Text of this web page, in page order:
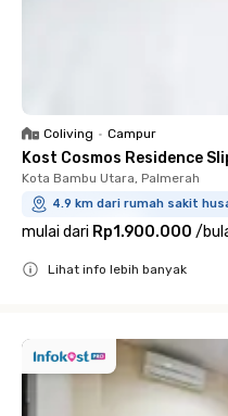
Coliving • Campur
Kost Cosmos Residence
Kota Bambu Utara, Palmerah
4.9 km dari rumah sakit
mulai dari Rp1.900.000 /
Lihat info lebih banyak